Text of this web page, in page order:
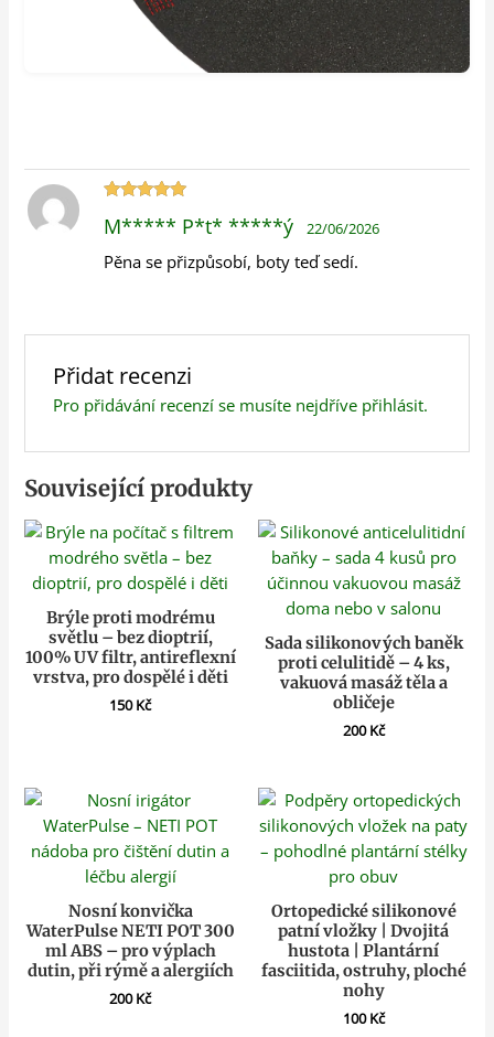
5z 5
M***** P*t* *****ý 22/06/2026
Pěna se přizpůsobí, boty teď sedí.
Přidat recenzi
Pro přidávání recenzí se musíte nejdříve přihlásit.
Související produkty
Brýle proti modrému
světlu – bez dioptrií,
100% UV filtr, antireflexní
vrstva, pro dospělé i děti
150Kč
Sada silikonových baněk
proti celulitidě – 4 ks,
vakuová masáž těla a
obličeje
200Kč
Nosní konvička
WaterPulse NETI POT 300
ml ABS – pro výplach
dutin, při rýmě a alergiích
200Kč
Ortopedické silikonové
patní vložky | Dvojitá
hustota | Plantární
fasciitida, ostruhy, ploché
nohy
100Kč